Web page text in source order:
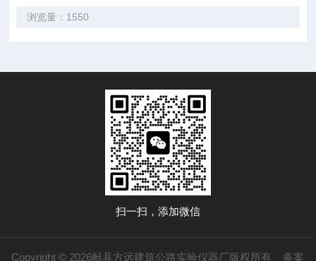
浏览量：1550
扫一扫，添加微信
Copyright © 2026献县方远建筑公路实验仪器厂版权所有 备案